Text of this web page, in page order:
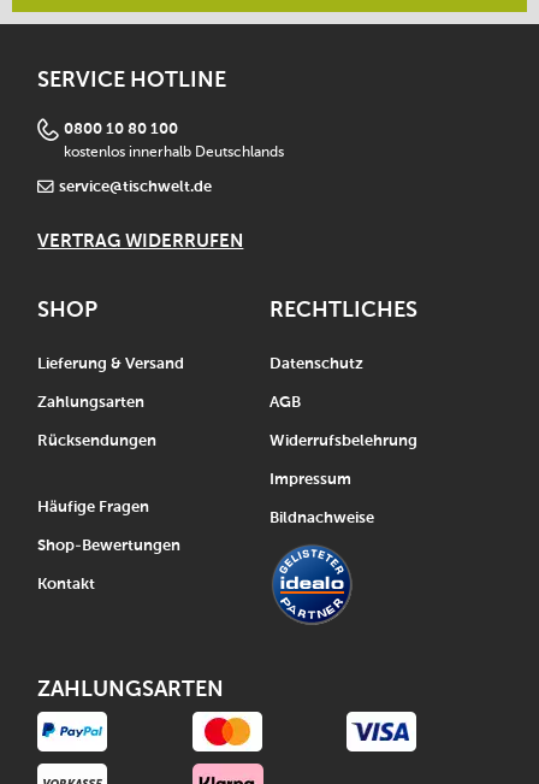
SERVICE HOTLINE
0800 10 80 100
kostenlos innerhalb Deutschlands
service@tischwelt.de
VERTRAG WIDERRUFEN
SHOP
Lieferung & Versand
Zahlungsarten
Rücksendungen
Häufige Fragen
Shop-Bewertungen
Kontakt
RECHTLICHES
Datenschutz
AGB
Widerrufsbelehrung
Impressum
Bildnachweise
ZAHLUNGSARTEN